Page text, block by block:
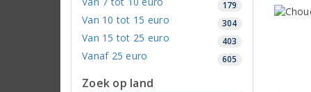
179
Van 10 tot 15 euro 304
Van 15 tot 25 euro 403
Vanaf 25 euro 605
Zoek op land